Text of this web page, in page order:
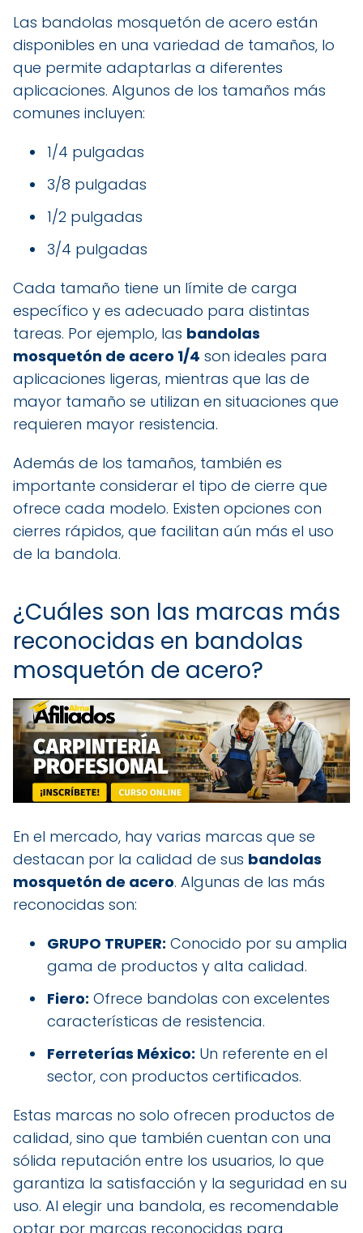
Las bandolas mosquetón de acero están
disponibles en una variedad de tamaños, lo
que permite adaptarlas a diferentes
aplicaciones. Algunos de los tamaños más
comunes incluyen:
1/4 pulgadas
3/8 pulgadas
1/2 pulgadas
3/4 pulgadas
Cada tamaño tiene un límite de carga
específico y es adecuado para distintas
tareas. Por ejemplo, las bandolas
mosquetón de acero 1/4 son ideales para
aplicaciones ligeras, mientras que las de
mayor tamaño se utilizan en situaciones que
requieren mayor resistencia.
Además de los tamaños, también es
importante considerar el tipo de cierre que
ofrece cada modelo. Existen opciones con
cierres rápidos, que facilitan aún más el uso
de la bandola.
¿Cuáles son las marcas más
reconocidas en bandolas
mosquetón de acero?
En el mercado, hay varias marcas que se
destacan por la calidad de sus bandolas
mosquetón de acero. Algunas de las más
reconocidas son:
GRUPO TRUPER: Conocido por su amplia
gama de productos y alta calidad.
Fiero: Ofrece bandolas con excelentes
características de resistencia.
Ferreterías México: Un referente en el
sector, con productos certificados.
Estas marcas no solo ofrecen productos de
calidad, sino que también cuentan con una
sólida reputación entre los usuarios, lo que
garantiza la satisfacción y la seguridad en su
uso. Al elegir una bandola, es recomendable
optar por marcas reconocidas para